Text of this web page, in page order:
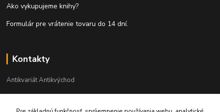
Ako vykupujeme knihy?
Formulár pre vrátenie tovaru do 14 dní.
Kontakty
Antikvariát Antikvýchod